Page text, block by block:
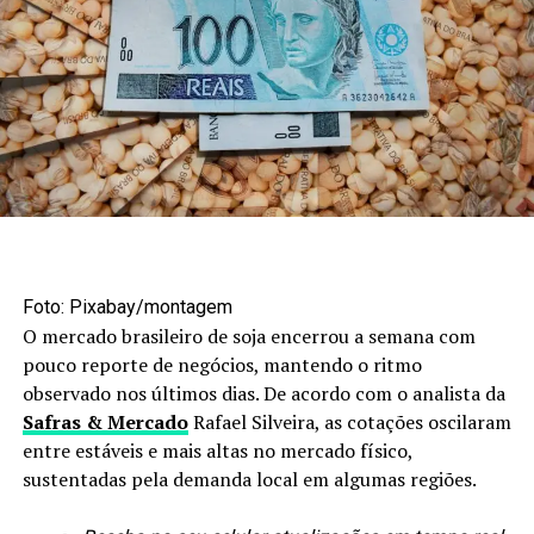
exportações e mira novos mercadosapareceu primeiro
emCanal Rural
processamento
Os biocombustíveis estão entre os segmentos que mais
avançaram nesse processo. Em nove anos, a produção de
etanol passou de 1,6 bilhão para uma previsão de
bilhões de litros
. A arrecadação de ICMS do setor
também aumentou, de R$ 300 milhões para mais de R$ 4
bilhões.
Foto: Pixabay/montagem
O mercado brasileiro de soja encerrou a semana com
pouco reporte de negócios, mantendo o ritmo
observado nos últimos dias. De acordo com o analista da
Safras & MercadoRafael Silveira, as cotações oscilaram
entre estáveis e mais altas no mercado físico,
sustentadas pela demanda local em algumas regiões.